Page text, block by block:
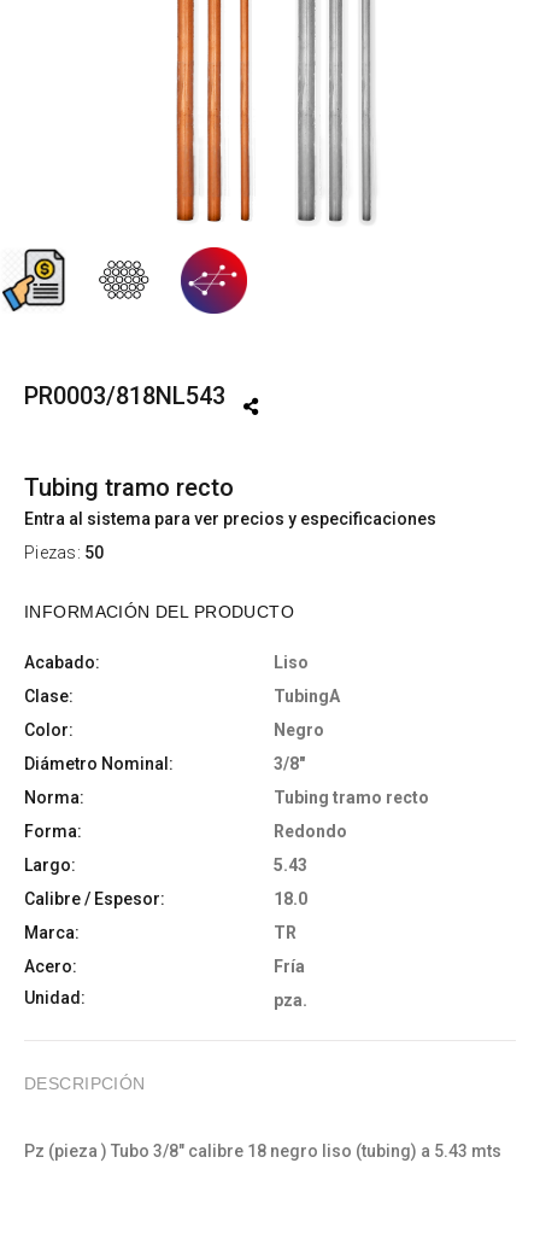
PR0003/818NL543
Tubing tramo recto
Entra al sistema para ver precios y especificaciones
Piezas: 50
INFORMACIÓN DEL PRODUCTO
Acabado:
Liso
Clase:
TubingA
Color:
Negro
Diámetro Nominal:
3/8"
Norma:
Tubing tramo recto
Forma:
Redondo
Largo:
5.43
Calibre / Espesor:
18.0
Marca:
TR
Acero:
Fría
Unidad:
pza.
DESCRIPCIÓN
Pz (pieza ) Tubo 3/8" calibre 18 negro liso (tubing) a 5.43 mts